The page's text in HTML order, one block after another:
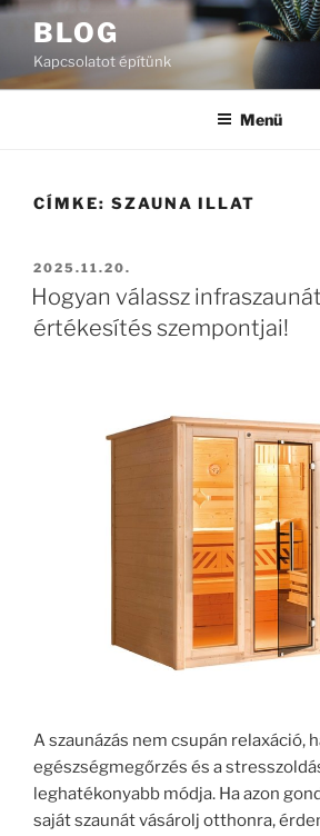
Tartalomhoz
BLOG
Kapcsolatot építünk
Menü
CÍMKE: SZAUNA ILLAT
BEKÜLDVE:
2025.11.20.
Hogyan válassz
értékesítés szempontjai!
A szaunázás nem csupán relaxáció,
egészségmegőrzés és a
leghatékonyabb módja. Ha azon
saját szaunát vásárolj otthonra,